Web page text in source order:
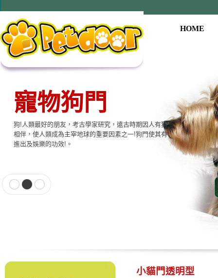
HOME
寵物狗門
狗!人類最好的朋友，考古學家研究，遠古時期因人有狗
相伴，使人類成為主宰地球的重要因素之一!狗門使其有
進出及娛樂的功效!。
小貓門透明型